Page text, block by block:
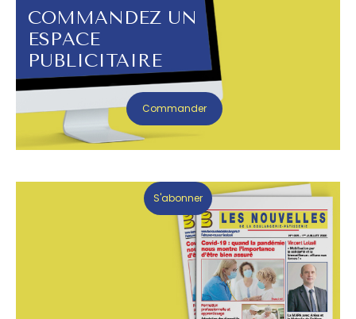
COMMANDEZ UN
ESPACE
PUBLICITAIRE
Commander
S'abonner